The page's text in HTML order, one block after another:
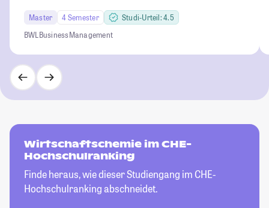
Master 4 Semester
Studi-Urteil: 4.5
BWLBusinessManagement
Wirtschaftschemie im CHE-
Hochschulranking
Finde heraus, wie dieser Studiengang im CHE-
Hochschulranking abschneidet.